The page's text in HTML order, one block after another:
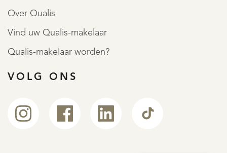
Over Qualis
Vind uw Qualis-makelaar
Qualis-makelaar worden?
VOLG ONS